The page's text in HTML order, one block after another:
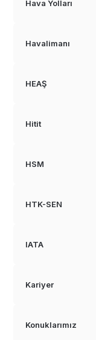
Hava Yolları
Havalimanı
HEAŞ
Hitit
HSM
HTK-SEN
IATA
Kariyer
Konuklarımız